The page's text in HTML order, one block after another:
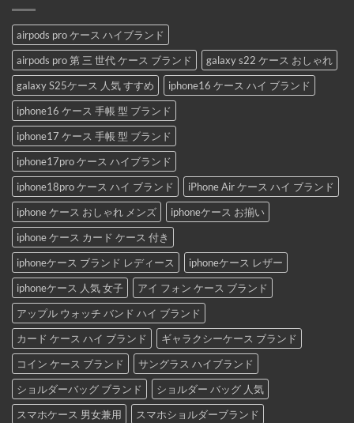
airpods pro ケース ハイブランド
airpods pro 第 三 世代 ケース ブランド
galaxy s22 ケース おしゃれ
galaxy S25ケース 人気 すすめ
iphone16 ケース ハイ ブランド
iphone16 ケース 手帳 型 ブランド
iphone17 ケース 手帳 型 ブランド
iphone17pro ケース ハイブランド
iphone18pro ケース ハイ ブランド
iPhone Air ケース ハイ ブランド
iphone ケース おしゃれ メンズ
iphoneケース お揃い
iphone ケース カード ケース 付き
iphoneケース ブランド レディース
iphoneケース レザー
iphoneケース 人気 女子
アイ フォン ケース ブランド
アップル ウォッチ バンド ハイ ブランド
カード ケース ハイ ブランド
ギャラクシーケース ブランド
コイン ケース ブランド
サングラス ハイブランド
ショルダーバッグ ブランド
ショルダー バッグ 人気
スマホケース 男女兼用
スマホショルダーブランド